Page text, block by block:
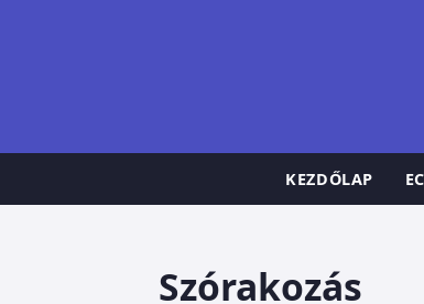
KEZDŐLAP
Szórakozás